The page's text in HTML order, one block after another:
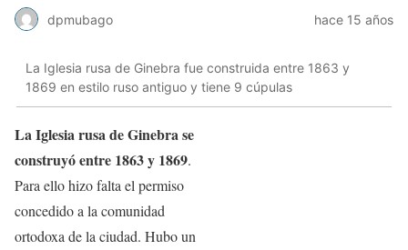
dpmubago hace 15 años
La Iglesia rusa de Ginebra fue construida entre 1863 y
1869 en estilo ruso antiguo y tiene 9 cúpulas
La Iglesia rusa de Ginebra se
construyó entre 1863 y 1869.
Para ello hizo falta el permiso
concedido a la comunidad
ortodoxa de la ciudad. Hubo un